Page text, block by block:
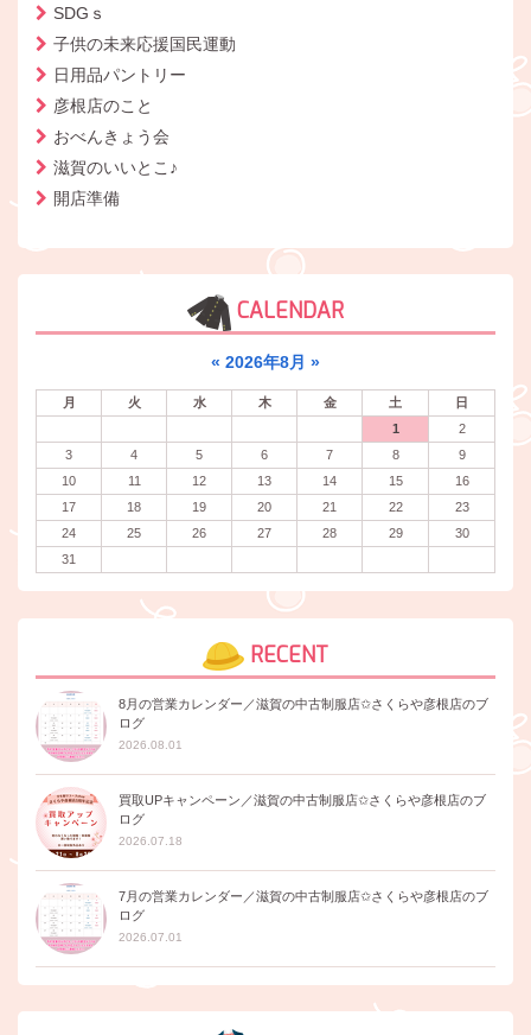
SDGｓ
子供の未来応援国民運動
日用品パントリー
彦根店のこと
おべんきょう会
滋賀のいいとこ♪
開店準備
CALENDAR
« 2026年8月 »
月 火 水 木 金 土
日
1
2
3
4 5 6 7 8
9
10
11 12 13 14 15
16
17
18 19 20 21 22
23
24
25 26 27 28 29
30
31
RECENT
8月の営業カレンダー／滋賀の中古制服店✩さくらや彦根店のブ
ログ
2026.08.01
買取UPキャンペーン／滋賀の中古制服店✩さくらや彦根店のブ
ログ
2026.07.18
7月の営業カレンダー／滋賀の中古制服店✩さくらや彦根店のブ
ログ
2026.07.01